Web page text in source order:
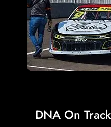
DNA On Track